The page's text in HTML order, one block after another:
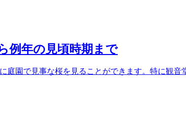
例年の見頃時期まで
庭園で見事な桜を見ることができます。特に観